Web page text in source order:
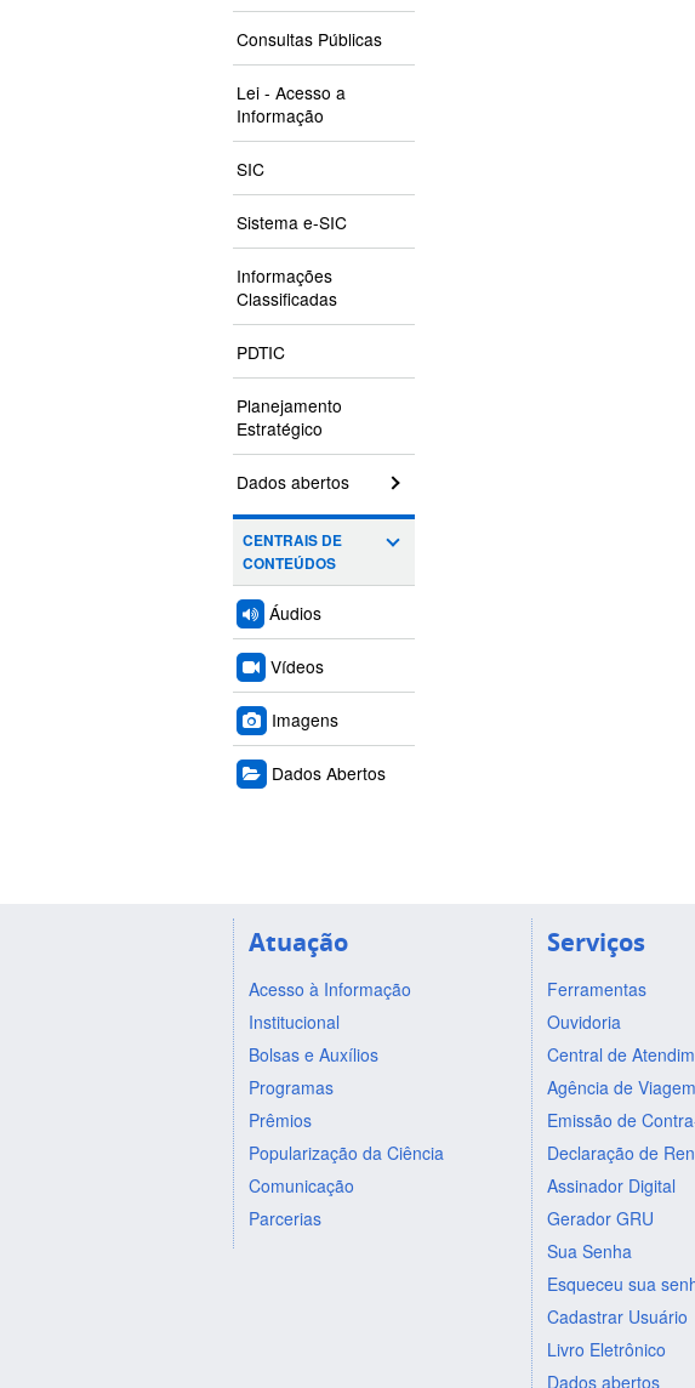
Consultas Públicas
Lei - Acesso a
Informação
SIC
Sistema e-SIC
Informações
Classificadas
PDTIC
Planejamento
Estratégico
Dados abertos
CENTRAIS DE
CONTEÚDOS
Áudios
Vídeos
Imagens
Dados Abertos
Atuação
Acesso à Informação
Institucional
Bolsas e Auxílios
Programas
Prêmios
Popularização da Ciência
Comunicação
Parcerias
Serviços
Ferramentas
Ouvidoria
Central de
Agência de Viagem
Emissão de
Declaração de
Assinador Digital
Gerador GRU
Sua Senha
Esqueceu sua
Cadastrar Usuário
Livro Eletrônico
Dados abertos